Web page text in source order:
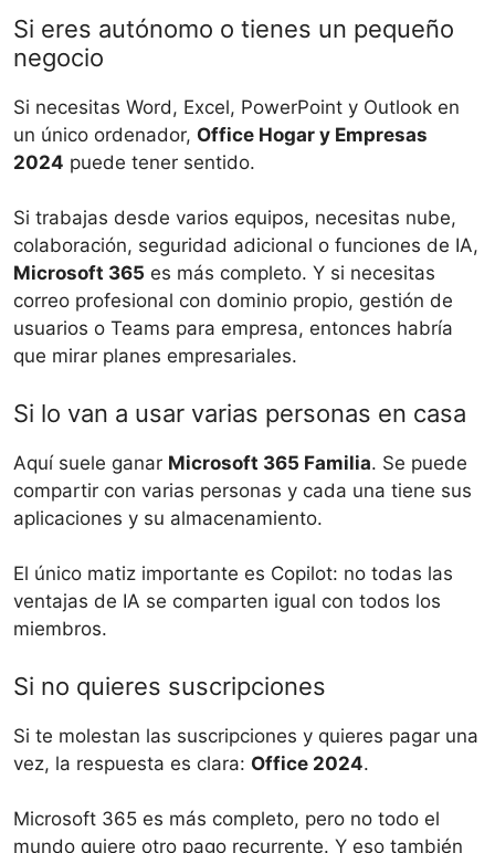
Si eres autónomo o tienes un pequeño
negocio
Si necesitas Word, Excel, PowerPoint y Outlook en
un único ordenador, Office Hogar y Empresas
2024 puede tener sentido.
Si trabajas desde varios equipos, necesitas nube,
colaboración, seguridad adicional o funciones de IA,
Microsoft 365 es más completo. Y si necesitas
correo profesional con dominio propio, gestión de
usuarios o Teams para empresa, entonces habría
que mirar planes empresariales.
Si lo van a usar varias personas en casa
Aquí suele ganar Microsoft 365 Familia. Se puede
compartir con varias personas y cada una tiene sus
aplicaciones y su almacenamiento.
El único matiz importante es Copilot: no todas las
ventajas de IA se comparten igual con todos los
miembros.
Si no quieres suscripciones
Si te molestan las suscripciones y quieres pagar una
vez, la respuesta es clara: Office 2024.
Microsoft 365 es más completo, pero no todo el
mundo quiere otro pago recurrente. Y eso también